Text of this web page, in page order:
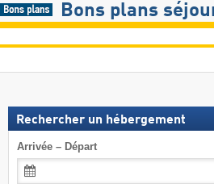
Bons plans
Rechercher un hébergement
Arrivée – Départ